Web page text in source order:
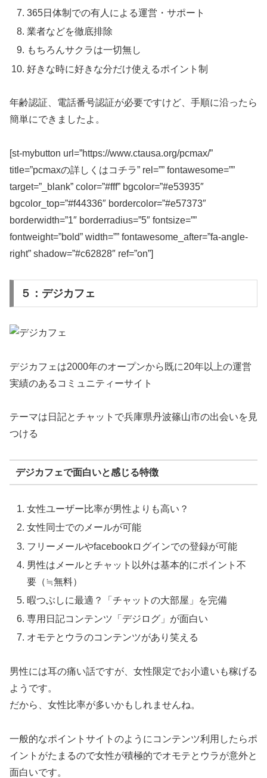
365日体制での有人による運営・サポート
業者などを徹底排除
もちろんサクラは一切無し
好きな時に好きな分だけ使えるポイント制
年齢認証、電話番号認証が必要ですけど、手順に沿ったら
簡単にできましたよ。
[st-mybutton url=”https://www.ctausa.org/pcmax/”
title=”pcmaxの詳しくはコチラ” rel=”” fontawesome=””
target=”_blank” color=”#fff” bgcolor=”#e53935″
bgcolor_top=”#f44336″ bordercolor=”#e57373″
borderwidth=”1″ borderradius=”5″ fontsize=””
fontweight=”bold” width=”” fontawesome_after=”fa-angle-
right” shadow=”#c62828″ ref=”on”]
５：デジカフェ
デジカフェは2000年のオープンから既に20年以上の運営
実績のあるコミュニティーサイト
テーマは日記とチャットで兵庫県丹波篠山市の出会いを見
つける
デジカフェで面白いと感じる特徴
女性ユーザー比率が男性よりも高い？
女性同士でのメールが可能
フリーメールやfacebookログインでの登録が可能
男性はメールとチャット以外は基本的にポイント不
要（≒無料）
暇つぶしに最適？「チャットの大部屋」を完備
専用日記コンテンツ「デジログ」が面白い
オモテとウラのコンテンツがあり笑える
男性には耳の痛い話ですが、女性限定でお小遣いも稼げる
ようです。
だから、女性比率が多いかもしれませんね。
一般的なポイントサイトのようにコンテンツ利用したらポ
イントがたまるので女性が積極的でオモテとウラが意外と
面白いです。